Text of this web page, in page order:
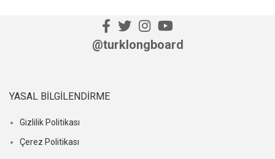
@turklongboard
YASAL BILGILENDIRME
Gizlilik Politikası
Çerez Politikası